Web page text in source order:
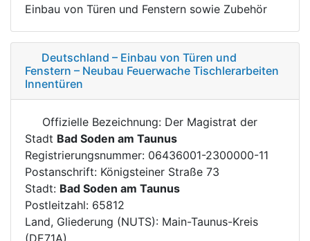
Einbau von Türen und Fenstern sowie Zubehör
Deutschland – Einbau von Türen und
Fenstern – Neubau Feuerwache Tischlerarbeiten
Innentüren
Offizielle Bezeichnung: Der Magistrat der
Stadt Bad Soden am Taunus
Registrierungsnummer: 06436001-2300000-11
Postanschrift: Königsteiner Straße 73
Stadt: Bad Soden am Taunus
Postleitzahl: 65812
Land, Gliederung (NUTS): Main-Taunus-Kreis
(DE71A)